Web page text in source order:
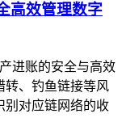
高效管理数字
进账的安全与高效
转、钓鱼链接等风
别对应链网络的收